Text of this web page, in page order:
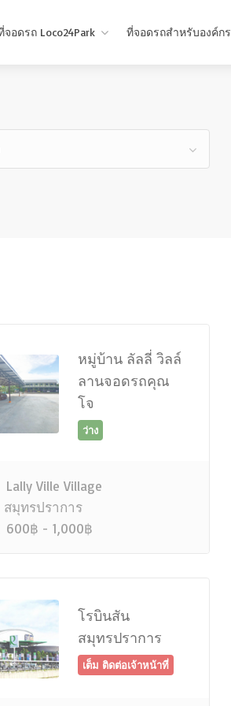
จอดรถ Loco24Park ที่จอดรถสำหรับองค์กร
หมู่บ้าน ลัลลี่ วิลล์
ลานจอดรถคุณ
โจ
ว่าง
Lally Ville Village
สมุทรปราการ
600฿ - 1,000฿
โรบินสัน
สมุทรปราการ
เต็ม ติดต่อเจ้าหน้าที่